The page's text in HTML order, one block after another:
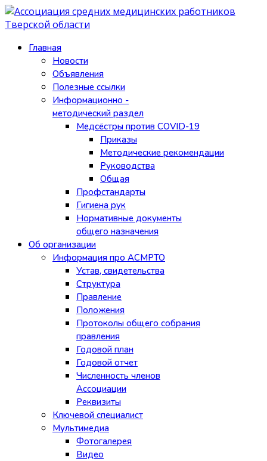
Главная
Новости
Объявления
Полезные ссылки
Информационно -
методический раздел
Медсёстры против COVID-19
Приказы
Методические рекомендации
Руководства
Общая
Профстандарты
Гигиена рук
Нормативные документы
общего назначения
Об организации
Информация про АСМРТО
Устав, свидетельства
Структура
Правление
Положения
Протоколы общего собрания
правления
Годовой план
Годовой отчет
Численность членов
Ассоциации
Реквизиты
Ключевой специалист
Мультимедиа
Фотогалерея
Видео